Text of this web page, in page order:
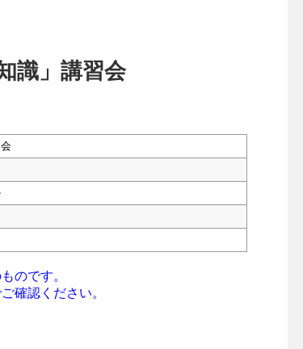
識」講習会
のです。
確認ください。